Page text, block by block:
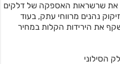
את שרשראות האספקה של דלקים
נהנים מרווחי עתק, בעוד
את הירידות הקלות במחיר
הסילוני